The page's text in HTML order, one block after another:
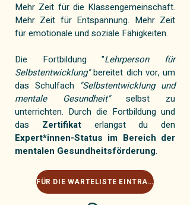
Mehr Zeit für die Klassengemeinschaft.
Mehr Zeit für Entspannung. Mehr Zeit
für emotionale und soziale Fähigkeiten.
Die Fortbildung "Lehrperson für
Selbstentwicklung"bereitet dich vor, um
das Schulfach "Selbstentwicklung und
mentale Gesundheit"selbst zu
unterrichten. Durch die Fortbildung und
das Zertifikaterlangst du den
Expert*innen-Status im Bereich der
mentalen Gesundheitsförderung.
FÜR DIE WARTELISTE EINTRAGEN